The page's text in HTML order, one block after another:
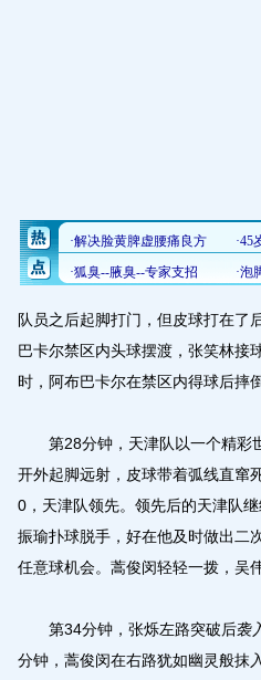
队员之后起脚打门，但皮球打在了
巴卡尔禁区内头球摆渡，张笑林接
时，阿布巴卡尔在禁区内得球后摔
第28分钟，天津队以一个精彩
开外起脚远射，皮球带着弧线直窜
0，天津队领先。领先后的天津队
振瑜扑球脱手，好在他及时做出二
任意球机会。蒿俊闵轻轻一拨，吴
第34分钟，张烁左路突破后袭
分钟，蒿俊闵在右路犹如幽灵般抹